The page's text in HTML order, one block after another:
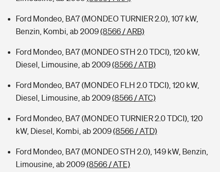
Ford Mondeo, BA7 (MONDEO TURNIER 2.0), 107 kW,
Benzin, Kombi, ab 2009(8566 / ARB)
Ford Mondeo, BA7 (MONDEO STH 2.0 TDCI), 120 kW,
Diesel, Limousine, ab 2009(8566 / ATB)
Ford Mondeo, BA7 (MONDEO FLH 2.0 TDCI), 120 kW,
Diesel, Limousine, ab 2009(8566 / ATC)
Ford Mondeo, BA7 (MONDEO TURNIER 2.0 TDCI), 120
kW, Diesel, Kombi, ab 2009(8566 / ATD)
Ford Mondeo, BA7 (MONDEO STH 2.0), 149 kW, Benzin,
Limousine, ab 2009(8566 / ATE)